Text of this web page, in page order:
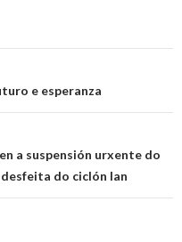
e esperanza
a suspensión urxente do
do ciclón Ian